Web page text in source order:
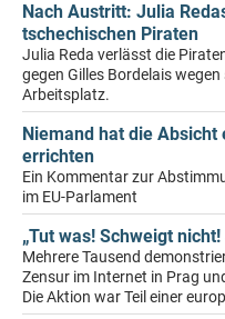
Nach Austritt: Julia
tschechischen Piraten
Julia Reda verlässt die
gegen Gilles Bordelais
Arbeitsplatz.
Niemand hat die Absicht
errichten
Ein Kommentar zur
im EU-Parlament
„Tut was! Schweigt
Mehrere Tausend
Zensur im Internet in Prag
Die Aktion war Teil einer